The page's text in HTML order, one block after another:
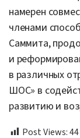
намерен
членами
Саммита,
и
в различных
ШОС» в
развитию и
Post Views:44